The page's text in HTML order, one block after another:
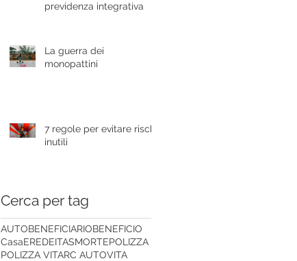
previdenza integrativa
La guerra dei
monopattini
7 regole per evitare rischi
inutili
Cerca per tag
AUTOBENEFICIARIOBENEFICIO
CasaEREDEITASMORTEPOLIZZA
POLIZZA VITARC AUTOVITA